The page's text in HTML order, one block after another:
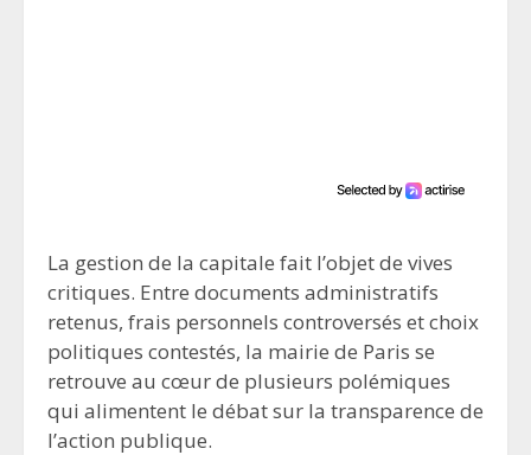
La gestion de la capitale fait l’objet de vives
critiques. Entre documents administratifs
retenus, frais personnels controversés et choix
politiques contestés, la mairie de Paris se
retrouve au cœur de plusieurs polémiques
qui alimentent le débat sur la transparence de
l’action publique.